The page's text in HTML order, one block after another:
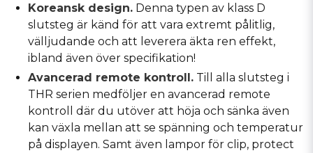
Koreansk design. Denna typen av klass D
slutsteg är känd för att vara extremt pålitlig,
välljudande och att leverera äkta ren effekt,
ibland även över specifikation!
Avancerad remote kontroll. Till alla slutsteg i
THR serien medföljer en avancerad remote
kontroll där du utöver att höja och sänka även
kan växla mellan att se spänning och temperatur
på displayen. Samt även lampor för clip, protect